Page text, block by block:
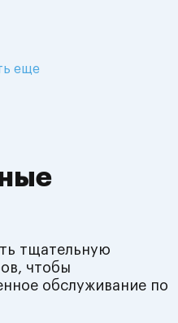
еще
тщательную
чтобы
обслуживание по